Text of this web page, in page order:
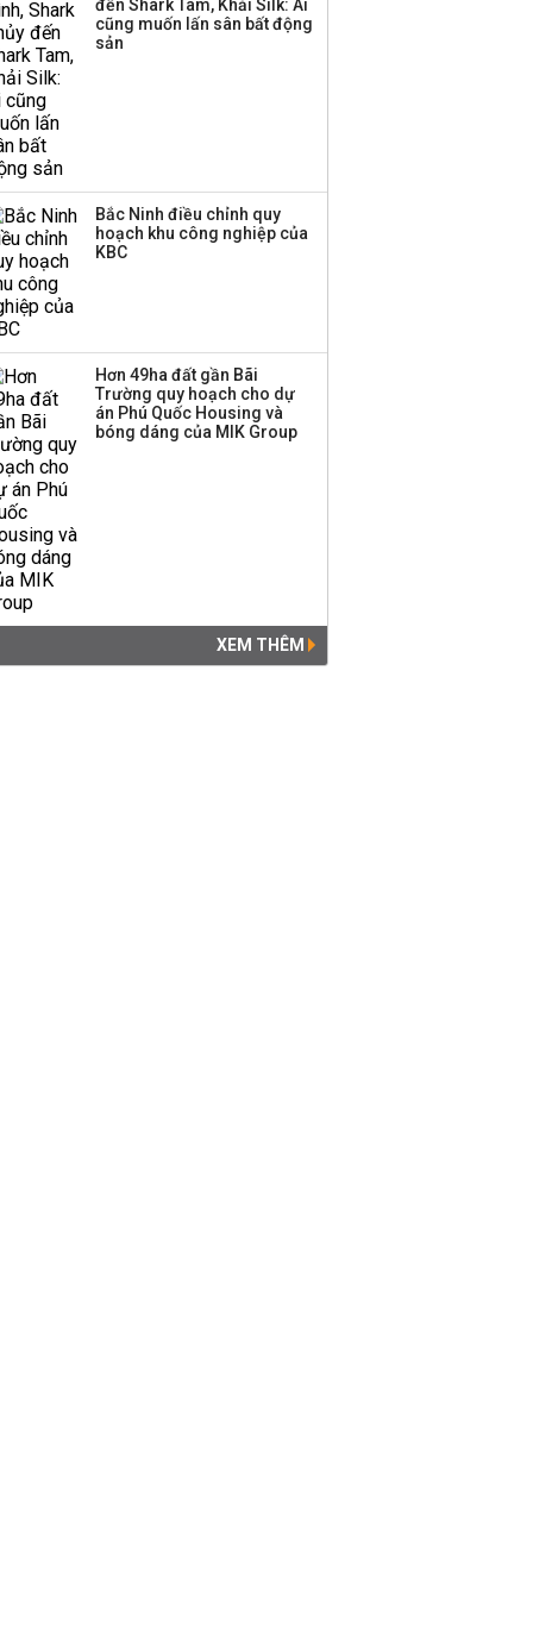
đến Shark Tam, Khải Silk: Ai
cũng muốn lấn sân bất động
sản
Bắc Ninh điều chỉnh quy
hoạch khu công nghiệp của
KBC
Hơn 49ha đất gần Bãi
Trường quy hoạch cho dự
án Phú Quốc Housing và
bóng dáng của MIK Group
XEM THÊM